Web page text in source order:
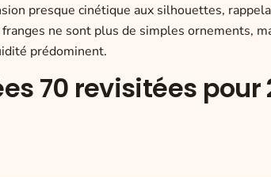
presque cinétique aux silhouettes,
ne sont plus de simples ornements,
prédominent.
70 revisitées pour